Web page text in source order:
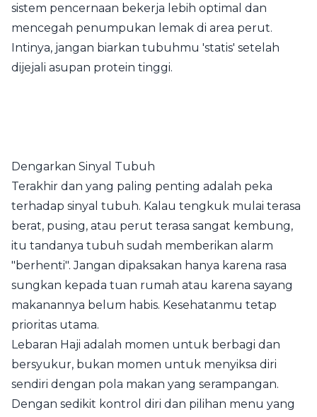
sistem pencernaan bekerja lebih optimal dan
mencegah penumpukan lemak di area perut.
Intinya, jangan biarkan tubuhmu 'statis' setelah
dijejali asupan protein tinggi.
Dengarkan Sinyal Tubuh
Terakhir dan yang paling penting adalah peka
terhadap sinyal tubuh. Kalau tengkuk mulai terasa
berat, pusing, atau perut terasa sangat kembung,
itu tandanya tubuh sudah memberikan alarm
"berhenti". Jangan dipaksakan hanya karena rasa
sungkan kepada tuan rumah atau karena sayang
makanannya belum habis. Kesehatanmu tetap
prioritas utama.
Lebaran Haji adalah momen untuk berbagi dan
bersyukur, bukan momen untuk menyiksa diri
sendiri dengan pola makan yang serampangan.
Dengan sedikit kontrol diri dan pilihan menu yang